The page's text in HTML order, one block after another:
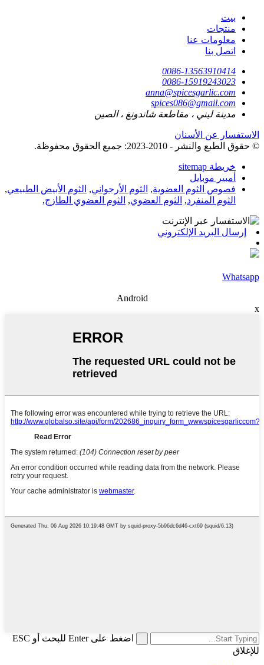
بيت
منتجات
معلومات عنا
اتصل بنا
0086-13563910414
0086-15919243023
anna@spicesgarlic.com
spices086@gmail.com
مدينة ليني ، مقاطعة شاندونغ ، الصين
الاستفسار عن الأسنان
© حقوق الطبع والنشر - 2010-2023: جميع الحقوق محفوظة.
خريطة sitemap
أمبير موبايل
فصوص الثوم العضوية, الثوم الأرجواني, الثوم الأبيض الطبيعي,
الثوم المنفرد, الثوم العضوي, الثوم العضوي الطازج,
إرسال البريد الإلكتروني
Whatsapp
Android
x
اضغط على Enter للبحث أو ESC
للإغلاق